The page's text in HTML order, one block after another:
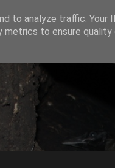
to analyze traffic. Your
to ensure